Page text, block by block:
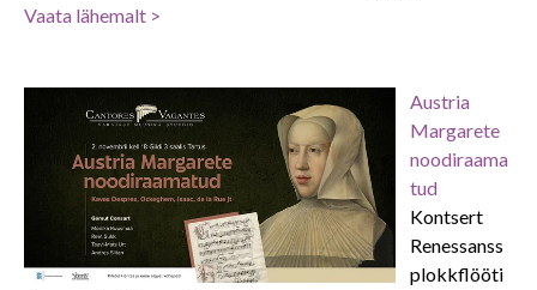
Vaata lähemalt >
Austria
Margarete
noodiraama
tud
Kontsert
Renessanss
plokkflööti